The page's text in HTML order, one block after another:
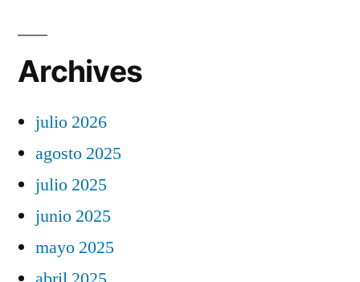
Archives
julio 2026
agosto 2025
julio 2025
junio 2025
mayo 2025